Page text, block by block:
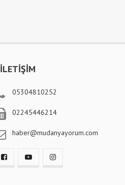
İLETİŞİM
05304810252
02245446214
haber@mudanyayorum.com